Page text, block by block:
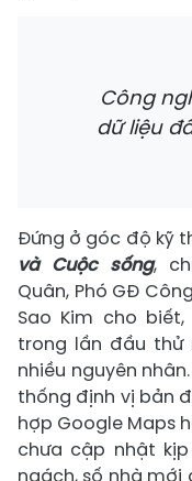
Công
dữ liệu
​Đứng ở góc độ kỹ
và Cuộc sống,
Quân, Phó GĐ
Sao Kim cho
trong lần đầu thử
nhiều nguyên
thống định vị bản
hợp Google Maps
chưa cập nhật